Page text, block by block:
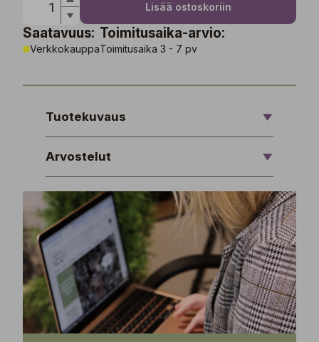
Lisää ostoskoriin
Saatavuus:
Verkkokauppa
Toimitusaika-arvio:
Toimitusaika 3 - 7 pv
Tuotekuvaus
Arvostelut